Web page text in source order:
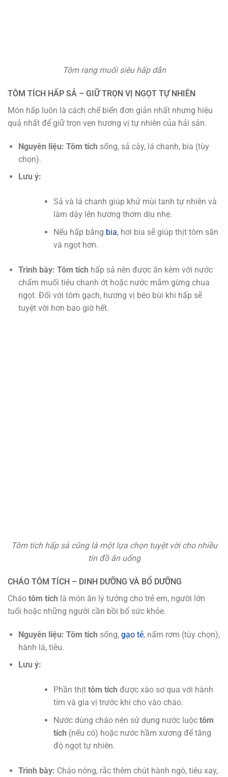
Tôm rang muối siêu hấp dẫn
TÔM TÍCH HẤP SẢ – GIỮ TRỌN VỊ NGỌT TỰ NHIÊN
Món hấp luôn là cách chế biến đơn giản nhất nhưng hiệu
quả nhất để giữ trọn vẹn hương vị tự nhiên của hải sản.
Nguyên liệu: Tôm tích sống, sả cây, lá chanh, bia (tùy
chọn).
Lưu ý:
Sả và lá chanh giúp khử mùi tanh tự nhiên và
làm dậy lên hương thơm dịu nhẹ.
Nếu hấp bằng bia, hơi bia sẽ giúp thịt tôm săn
và ngọt hơn.
Trình bày: Tôm tích hấp sả nên được ăn kèm với nước
chấm muối tiêu chanh ớt hoặc nước mắm gừng chua
ngọt. Đối với tôm gạch, hương vị béo bùi khi hấp sẽ
tuyệt vời hơn bao giờ hết.
Tôm tích hấp sả cũng là một lựa chọn tuyệt vời cho nhiều
tín đồ ăn uống
CHÁO TÔM TÍCH – DINH DƯỠNG VÀ BỔ DƯỠNG
Cháo tôm tích là món ăn lý tưởng cho trẻ em, người lớn
tuổi hoặc những người cần bồi bổ sức khỏe.
Nguyên liệu: Tôm tích sống, gạo tẻ, nấm rơm (tùy chọn),
hành lá, tiêu.
Lưu ý:
Phần thịt tôm tích được xào sơ qua với hành
tím và gia vị trước khi cho vào cháo.
Nước dùng cháo nên sử dụng nước luộc tôm
tích (nếu có) hoặc nước hầm xương để tăng
độ ngọt tự nhiên.
Trình bày: Cháo nóng, rắc thêm chút hành ngò, tiêu xay,